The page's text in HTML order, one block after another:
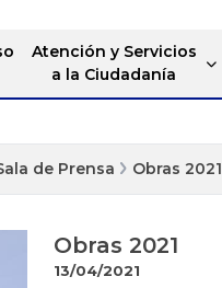
Atención y Servicios
a la Ciudadanía
de Prensa Obras 2021
Obras 2021
13/04/2021